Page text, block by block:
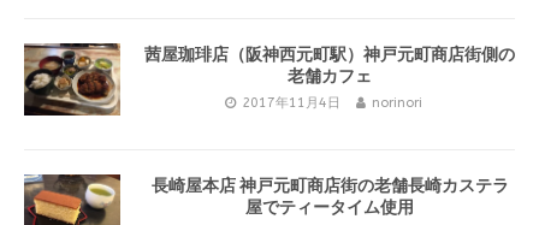
茜屋珈琲店（阪神西元町駅）神戸元町商店街側の
老舗カフェ
2017年11月4日 norinori
長崎屋本店 神戸元町商店街の老舗長崎カステラ
屋でティータイム使用